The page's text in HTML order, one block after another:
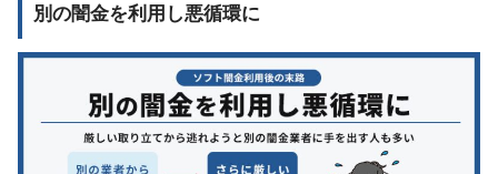
別の闇金を利用し悪循環に